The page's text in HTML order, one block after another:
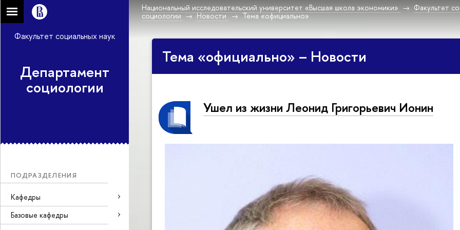
Национальный исследовательский университет «Высшая школа экономики»
Факультет
социологии
Новости Тема «официально»
Факультет социальных наук
Департамент
социологии
ПОДРАЗДЕЛЕНИЯ
Кафедры
Базовые кафедры
Тема «официально» – Новости
Ушел из жизни Леонид Григорьевич Ионин